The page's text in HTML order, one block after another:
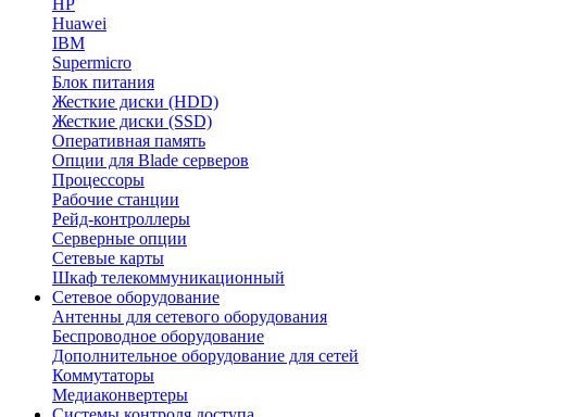
HP
Huawei
IBM
Supermicro
Блок питания
Жесткие диски (HDD)
Жесткие диски (SSD)
Оперативная память
Опции для Blade серверов
Процессоры
Рабочие станции
Рейд-контроллеры
Серверные опции
Сетевые карты
Шкаф телекоммуникационный
Сетевое оборудование
Антенны для сетевого оборудования
Беспроводное оборудование
Дополнительное оборудование для сетей
Коммутаторы
Медиаконвертеры